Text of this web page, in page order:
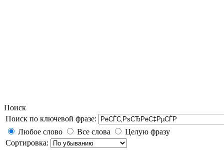
Поиск
Поиск по ключевой фразе:
Любое слово
Все слова
Целую фразу
Сортировка: